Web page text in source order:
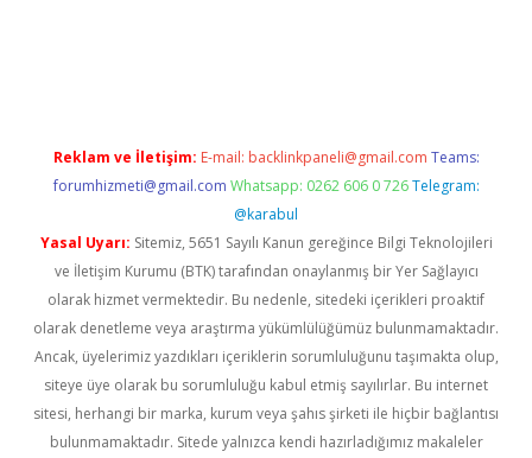
Reklam ve İletişim: E-mail: backlinkpaneli@gmail.com Teams:
forumhizmeti@gmail.com Whatsapp: 0262 606 0 726 Telegram:
@karabul
Yasal Uyarı: Sitemiz, 5651 Sayılı Kanun gereğince Bilgi Teknolojileri
ve İletişim Kurumu (BTK) tarafından onaylanmış bir Yer Sağlayıcı
olarak hizmet vermektedir. Bu nedenle, sitedeki içerikleri proaktif
olarak denetleme veya araştırma yükümlülüğümüz bulunmamaktadır.
Ancak, üyelerimiz yazdıkları içeriklerin sorumluluğunu taşımakta olup,
siteye üye olarak bu sorumluluğu kabul etmiş sayılırlar. Bu internet
sitesi, herhangi bir marka, kurum veya şahıs şirketi ile hiçbir bağlantısı
bulunmamaktadır. Sitede yalnızca kendi hazırladığımız makaleler